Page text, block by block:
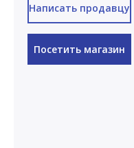
Написать продавцу
Посетить магазин